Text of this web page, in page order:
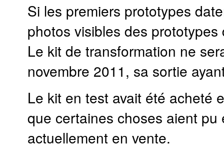
Si les premiers prototypes
photos visibles des
Le kit de transformation ne
novembre 2011, sa sortie
Le kit en test avait été acheté
que certaines choses aient
actuellement en vente.